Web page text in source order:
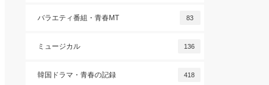
バラエティ番組・青春MT 83
ミュージカル 136
韓国ドラマ・青春の記録 418